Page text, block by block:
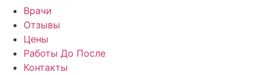
Врачи
Отзывы
Цены
Работы До После
Контакты